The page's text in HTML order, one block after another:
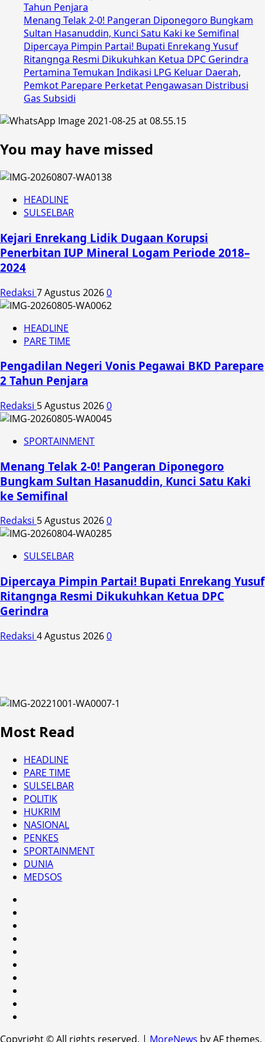
Tahun Penjara
Menang Telak 2-0! Pangeran Diponegoro Bungkam
Sultan Hasanuddin, Kunci Satu Kaki ke Semifinal
Dipercaya Pimpin Partai! Bupati Enrekang Yusuf
Ritangnga Resmi Dikukuhkan Ketua DPC Gerindra
Pertamina Temukan Indikasi LPG Keluar Daerah,
Pemkot Parepare Perketat Pengawasan Distribusi
Gas Subsidi
You may have missed
HEADLINE
SULSELBAR
Kejari Enrekang Lidik Dugaan Korupsi
Penerbitan IUP Mineral Logam Periode 2018–
2024
Redaksi 7 Agustus 20260
HEADLINE
PARE TIME
Pengadilan Negeri Vonis Pegawai BKD Parepare
2 Tahun Penjara
Redaksi 5 Agustus 20260
SPORTAINMENT
Menang Telak 2-0! Pangeran Diponegoro
Bungkam Sultan Hasanuddin, Kunci Satu Kaki
ke Semifinal
Redaksi 5 Agustus 20260
SULSELBAR
Dipercaya Pimpin Partai! Bupati Enrekang Yusuf
Ritangnga Resmi Dikukuhkan Ketua DPC
Gerindra
Redaksi 4 Agustus 20260
Most Read
HEADLINE
PARE TIME
SULSELBAR
POLITIK
HUKRIM
NASIONAL
PENKES
SPORTAINMENT
DUNIA
MEDSOS
Copyright © All rights reserved. | MoreNews by AF themes.